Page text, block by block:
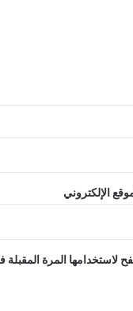
الإلكتروني
لاستخدامها المرة المقبلة